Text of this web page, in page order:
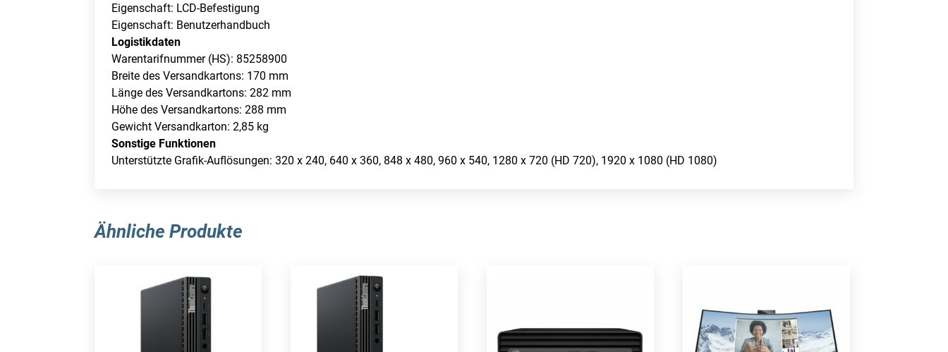
Eigenschaft: LCD-Befestigung
Eigenschaft: Benutzerhandbuch
Logistikdaten
Warentarifnummer (HS): 85258900
Breite des Versandkartons: 170 mm
Länge des Versandkartons: 282 mm
Höhe des Versandkartons: 288 mm
Gewicht Versandkarton: 2,85 kg
Sonstige Funktionen
Unterstützte Grafik-Auflösungen: 320 x 240, 640 x 360, 848 x 480, 960 x 540, 1280 x 720 (HD 720), 1920 x 1080 (HD 1080)
Ähnliche Produkte